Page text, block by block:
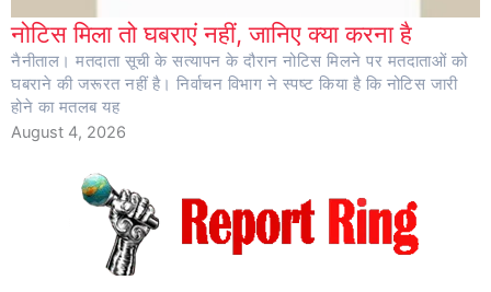
नोटिस मिला तो घबराएं नहीं, जानिए क्या करना है
नैनीताल। मतदाता सूची के सत्यापन के दौरान नोटिस मिलने पर मतदाताओं को
घबराने की जरूरत नहीं है। निर्वाचन विभाग ने स्पष्ट किया है कि नोटिस जारी
होने का मतलब यह
August 4, 2026